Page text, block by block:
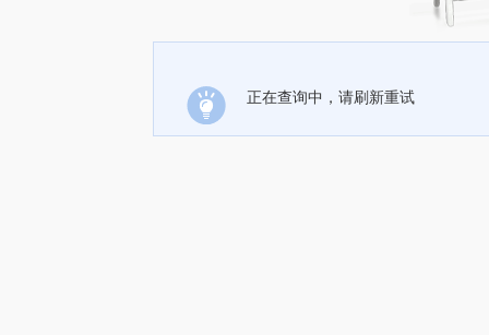
正在查询中，请刷新重试